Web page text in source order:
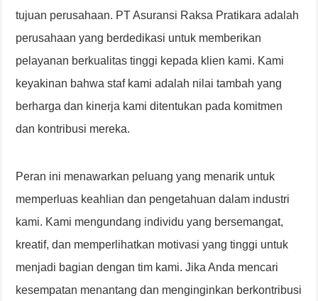
tujuan perusahaan. PT Asuransi Raksa Pratikara adalah
perusahaan yang berdedikasi untuk memberikan
pelayanan berkualitas tinggi kepada klien kami. Kami
keyakinan bahwa staf kami adalah nilai tambah yang
berharga dan kinerja kami ditentukan pada komitmen
dan kontribusi mereka.
Peran ini menawarkan peluang yang menarik untuk
memperluas keahlian dan pengetahuan dalam industri
kami. Kami mengundang individu yang bersemangat,
kreatif, dan memperlihatkan motivasi yang tinggi untuk
menjadi bagian dengan tim kami. Jika Anda mencari
kesempatan menantang dan menginginkan berkontribusi